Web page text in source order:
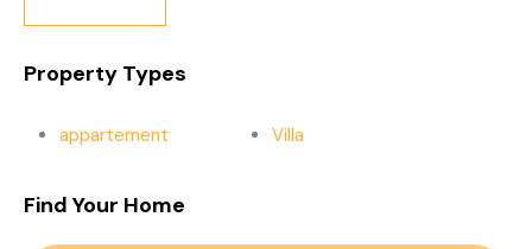
Property Types
appartement Villa
Find Your Home